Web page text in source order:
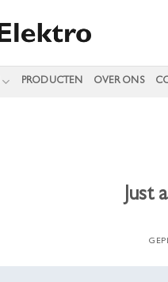
PRODUCTEN OVER ONS
Just